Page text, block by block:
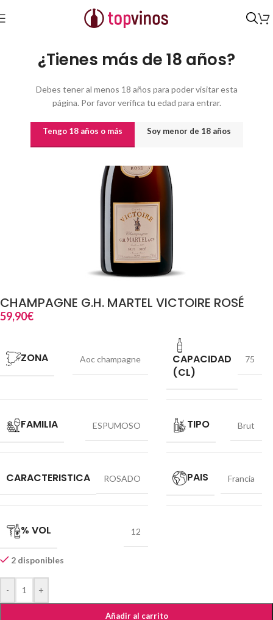
¿Tienes más de 18 años?
Debes tener al menos 18 años para poder visitar esta
página. Por favor verifica tu edad para entrar.
Tengo 18 años o más Soy menor de 18 años
Inicio Otros Tipos ESPUMOSOS /A.O.C. Champagne
CHAMPAGNE G.H. MARTEL VICTOIRE ROSÉ
59,90€
ZONA Aoc champagne
CAPACIDAD
(CL)
75
FAMILIA ESPUMOSO TIPO Brut
CARACTERISTICA ROSADO PAIS Francia
% VOL 12
2 disponibles
- +
Añadir al carrito